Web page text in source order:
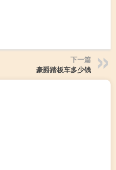
下一篇
豪爵踏板车多少钱